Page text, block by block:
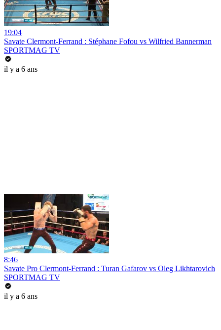
19:04
Savate Clermont-Ferrand : Stéphane Fofou vs Wilfried Bannerman
SPORTMAG TV
il y a 6 ans
8:46
Savate Pro Clermont-Ferrand : Turan Gafarov vs Oleg Likhtarovich
SPORTMAG TV
il y a 6 ans